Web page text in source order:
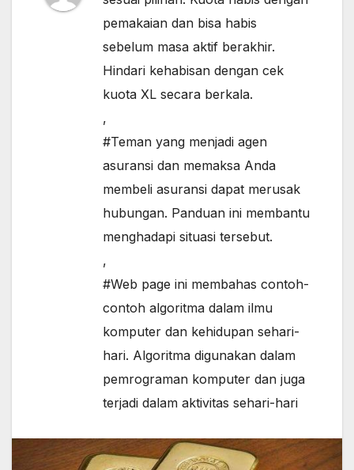
pemakaian dan bisa habis
sebelum masa aktif berakhir.
Hindari kehabisan dengan cek
kuota XL secara berkala.
,
#Teman yang menjadi agen
asuransi dan memaksa Anda
membeli asuransi dapat merusak
hubungan. Panduan ini membantu
menghadapi situasi tersebut.
,
#Web page ini membahas contoh-
contoh algoritma dalam ilmu
komputer dan kehidupan sehari-
hari. Algoritma digunakan dalam
pemrograman komputer dan juga
terjadi dalam aktivitas sehari-hari